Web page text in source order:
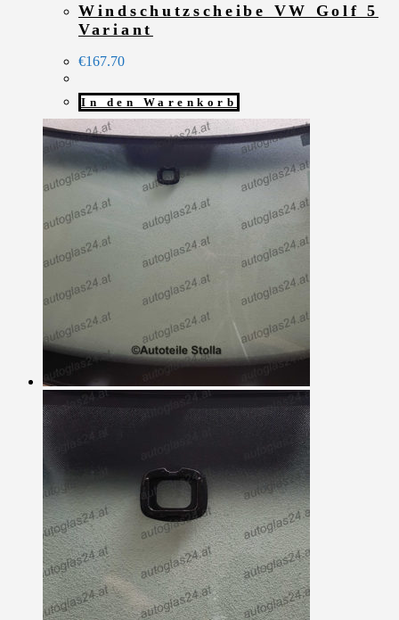
Windschutzscheibe VW Golf 5
Variant
€167.70
In den Warenkorb